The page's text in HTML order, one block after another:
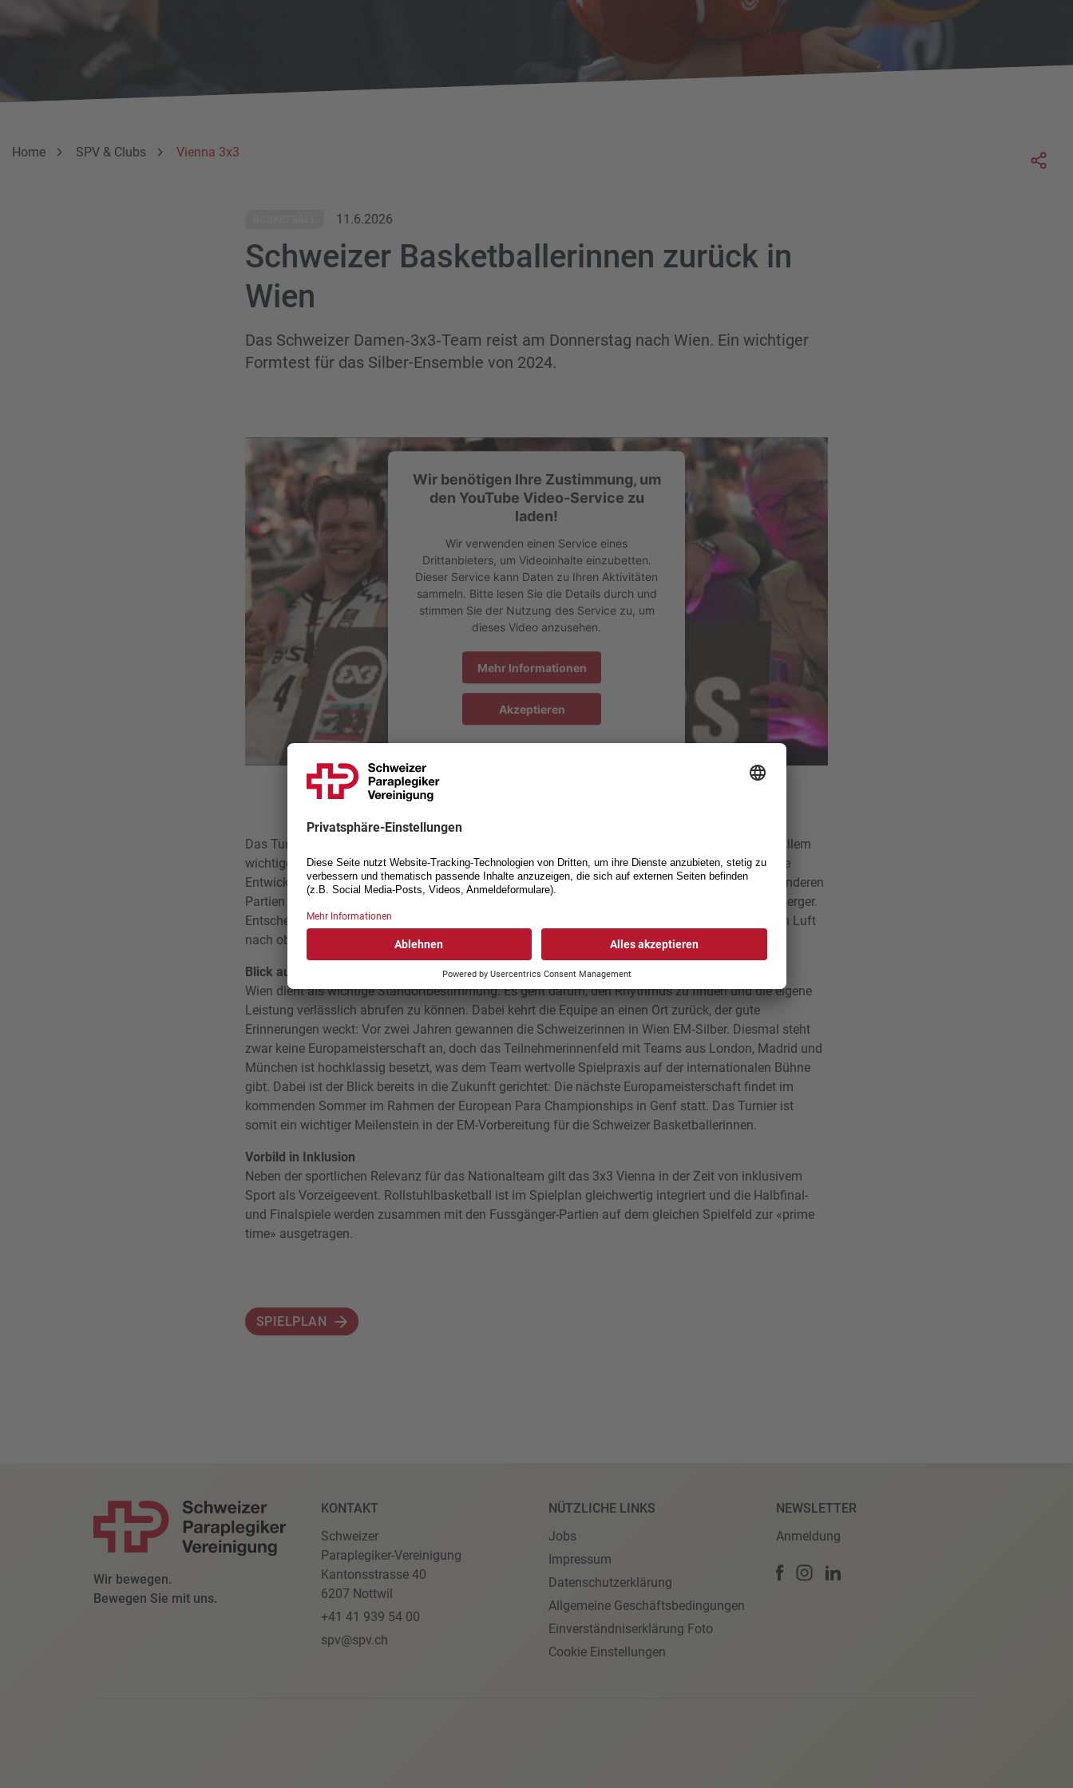
Breadcrumbnavigation
Sie befinden sich hier:
Home SPV & Clubs Vienna 3x3
11.6.2026
Schweizer Basketballerinnen zurück in
Wien
Das Schweizer Damen‑3x3‑Team reist am Donnerstag nach Wien. Ein wichtiger
Formtest für das Silber-Ensemble von 2024.
Wir benötigen Ihre Zustimmung, um
den YouTube Video-Service zu
laden!
Wir verwenden einen Service eines
Drittanbieters, um Videoinhalte einzubetten.
Dieser Service kann Daten zu Ihren Aktivitäten
sammeln. Bitte lesen Sie die Details durch und
stimmen Sie der Nutzung des Service zu, um
dieses Video anzusehen.
Mehr Informationen
Akzeptieren
Das Turnier bietet neben wertvollen FIBA‑3x3‑Punkten und Preisgeld für die Podiumsplätze, vor allem
wichtige Spielpraxis gegen internationale 3x3-Frauenteams. Im Mittelpunkt steht dabei die eigene
Entwicklung. «Wir wollen die Spiele gewinnen, die wir gewinnen müssen, und versuchen, in den anderen
Partien die eine oder andere Überraschung zu landen», lautet die Marschroute von Coach Rosenberger.
Entscheidender Faktor wird dabei die Trefferquote sein – ein Bereich, in dem die Athletinnen noch Luft
nach oben haben.
Blick auf die European Para Championships
Wien dient als wichtige Standortbestimmung. Es geht darum, den Rhythmus zu finden und die eigene
Leistung verlässlich abrufen zu können. Dabei kehrt die Equipe an einen Ort zurück, der gute
Erinnerungen weckt: Vor zwei Jahren gewannen die Schweizerinnen in Wien EM‑Silber. Diesmal steht
zwar keine Europameisterschaft an, doch das Teilnehmerinnenfeld mit Teams aus London, Madrid und
München ist hochklassig besetzt, was dem Team wertvolle Spielpraxis auf der internationalen Bühne
gibt. Dabei ist der Blick bereits in die Zukunft gerichtet: Die nächste Europameisterschaft findet im
kommenden Sommer im Rahmen der European Para Championships in Genf statt. Das Turnier ist
somit ein wichtiger Meilenstein in der EM-Vorbereitung für die Schweizer Basketballerinnen.
Vorbild in Inklusion
Neben der sportlichen Relevanz für das Nationalteam gilt das 3x3 Vienna in der Zeit von inklusivem
Sport als Vorzeigeevent. Rollstuhlbasketball ist im Spielplan gleichwertig integriert und die Halbfinal-
und Finalspiele werden zusammen mit den Fussgänger-Partien auf dem gleichen Spielfeld zur «prime
time» ausgetragen.
SPIELPLAN
Wir bewegen.
Bewegen Sie mit uns.
KONTAKT
Schweizer
Paraplegiker-Vereinigung
Kantonsstrasse 40
6207 Nottwil
+41 41 939 54 00
spv@spv.ch
NÜTZLICHE LINKS
Jobs
Impressum
Datenschutzerklärung
Allgemeine Geschäftsbedingungen
Einverständniserklärung Foto
Cookie Einstellungen
NEWSLETTER
Anmeldung